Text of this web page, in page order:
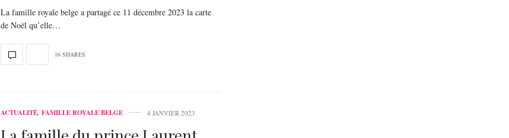
La famille royale belge a partagé ce 11 décembre 2023 la carte
de Noël qu’elle…
16 SHARES
ACTUALITÉ, FAMILLE ROYALE BELGE 4 JANVIER 2023